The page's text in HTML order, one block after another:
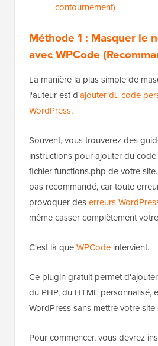
contournement)
Méthode 1 : Masquer le
avec WPCode
La manière la plus simple de
l'auteur est d'ajouter du code
WordPress.
Souvent, vous trouverez des
instructions pour ajouter du
fichier functions.php de votre
pas recommandé, car toute
provoquer deserreurs
même casser complètement
C'est là queWPCode intervient.
Ce plugin gratuit permet
du PHP, du HTML personnalisé,
WordPress sans mettre votre
Pour commencer, vous devrez